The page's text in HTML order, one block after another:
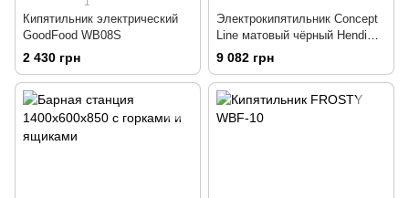
Кипятильник электрический
GoodFood WB08S
2 430 грн
Электрокипятильник Concept
Line матовый чёрный Hendi
211458
9 082 грн